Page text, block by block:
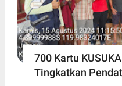
700 Kartu
Tingkatkan